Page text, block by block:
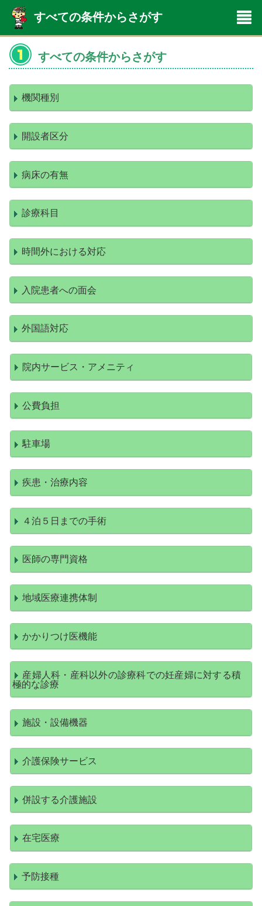
すべての条件からさがす
すべての条件からさがす
機関種別
開設者区分
病床の有無
診療科目
時間外における対応
入院患者への面会
外国語対応
院内サービス・アメニティ
公費負担
駐車場
疾患・治療内容
４泊５日までの手術
医師の専門資格
地域医療連携体制
かかりつけ医機能
産婦人科・産科以外の診療科での妊産婦に対する積
極的な診療
施設・設備機器
介護保険サービス
併設する介護施設
在宅医療
予防接種